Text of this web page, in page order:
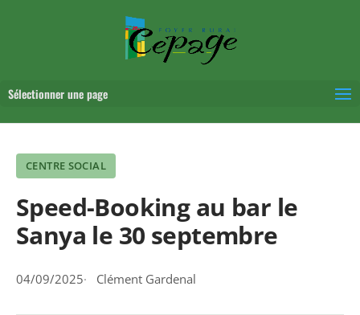
Sélectionner une page
CENTRE SOCIAL
Speed-Booking au bar le
Sanya le 30 septembre
04/09/2025 Clément Gardenal